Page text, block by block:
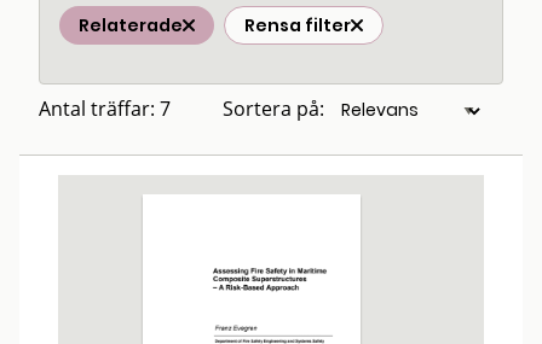
Relaterade Rensa filter
Antal träffar: 7 Sortera på: